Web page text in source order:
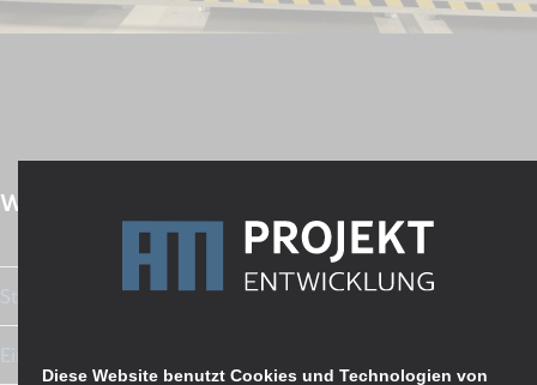
weitere Artikel
Startschuss für die Erdarbeiten
Einbau des Füllsandes
Diese Website benutzt Cookies und Technologien von